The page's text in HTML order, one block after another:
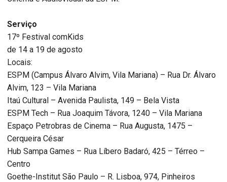
Serviço
17º Festival comKids
de 14 a 19 de agosto
Locais:
ESPM (Campus Álvaro Alvim, Vila Mariana) – Rua Dr. Álvaro
Alvim, 123 – Vila Mariana
Itaú Cultural – Avenida Paulista, 149 – Bela Vista
ESPM Tech – Rua Joaquim Távora, 1240 – Vila Mariana
Espaço Petrobras de Cinema – Rua Augusta, 1475 –
Cerqueira César
Hub Sampa Games – Rua Líbero Badaró, 425 – Térreo –
Centro
Goethe-Institut São Paulo – R. Lisboa, 974, Pinheiros